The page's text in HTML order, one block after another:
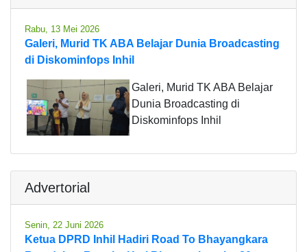
Rabu, 13 Mei 2026
Galeri, Murid TK ABA Belajar Dunia Broadcasting
di Diskominfops Inhil
Galeri, Murid TK ABA Belajar
Dunia Broadcasting di
Diskominfops Inhil
Advertorial
Senin, 22 Juni 2026
Ketua DPRD Inhil Hadiri Road To Bhayangkara